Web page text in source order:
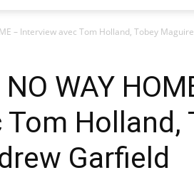
– Interview avec Tom Holland, Tobey
WAY
Holland,
Garfield